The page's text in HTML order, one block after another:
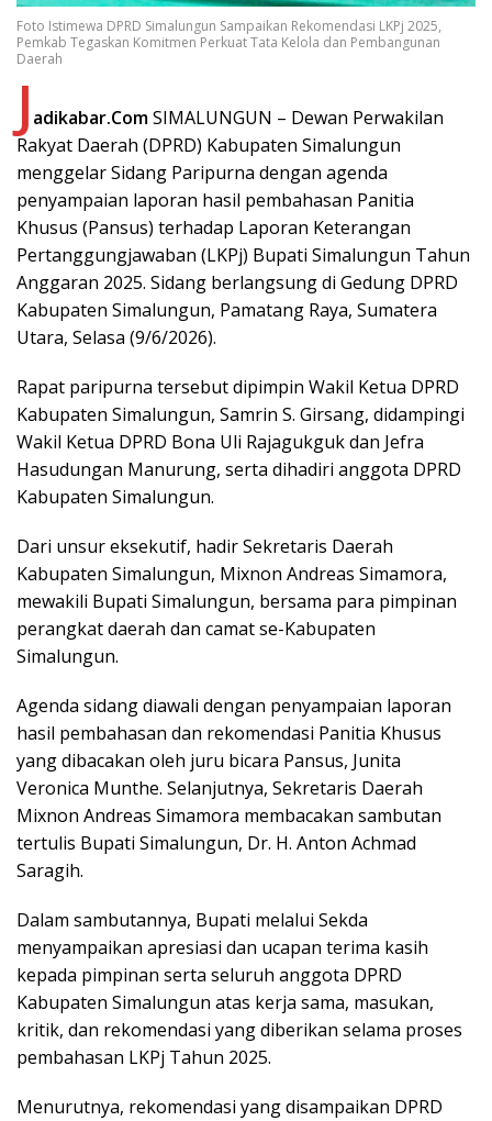
Foto Istimewa DPRD Simalungun Sampaikan Rekomendasi LKPj 2025,
Pemkab Tegaskan Komitmen Perkuat Tata Kelola dan Pembangunan
Daerah
J adikabar.ComSIMALUNGUN – Dewan Perwakilan
Rakyat Daerah (DPRD) Kabupaten Simalungun
menggelar Sidang Paripurna dengan agenda
penyampaian laporan hasil pembahasan Panitia
Khusus (Pansus) terhadap Laporan Keterangan
Pertanggungjawaban (LKPj) Bupati Simalungun Tahun
Anggaran 2025. Sidang berlangsung di Gedung DPRD
Kabupaten Simalungun, Pamatang Raya, Sumatera
Utara, Selasa (9/6/2026).
Rapat paripurna tersebut dipimpin Wakil Ketua DPRD
Kabupaten Simalungun, Samrin S. Girsang, didampingi
Wakil Ketua DPRD Bona Uli Rajagukguk dan Jefra
Hasudungan Manurung, serta dihadiri anggota DPRD
Kabupaten Simalungun.
Dari unsur eksekutif, hadir Sekretaris Daerah
Kabupaten Simalungun, Mixnon Andreas Simamora,
mewakili Bupati Simalungun, bersama para pimpinan
perangkat daerah dan camat se-Kabupaten
Simalungun.
Agenda sidang diawali dengan penyampaian laporan
hasil pembahasan dan rekomendasi Panitia Khusus
yang dibacakan oleh juru bicara Pansus, Junita
Veronica Munthe. Selanjutnya, Sekretaris Daerah
Mixnon Andreas Simamora membacakan sambutan
tertulis Bupati Simalungun, Dr. H. Anton Achmad
Saragih.
Dalam sambutannya, Bupati melalui Sekda
menyampaikan apresiasi dan ucapan terima kasih
kepada pimpinan serta seluruh anggota DPRD
Kabupaten Simalungun atas kerja sama, masukan,
kritik, dan rekomendasi yang diberikan selama proses
pembahasan LKPj Tahun 2025.
Menurutnya, rekomendasi yang disampaikan DPRD